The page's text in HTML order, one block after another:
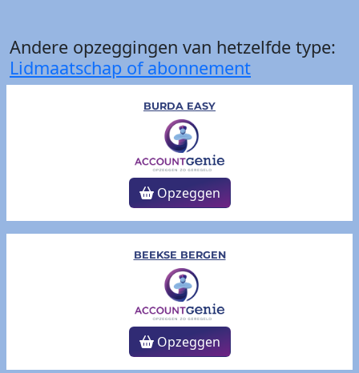
Andere opzeggingen van hetzelfde type:
Lidmaatschap of abonnement
BURDA EASY
Opzeggen
BEEKSE BERGEN
Opzeggen